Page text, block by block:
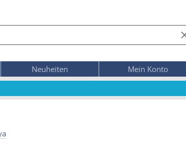
Neuheiten Mein Konto